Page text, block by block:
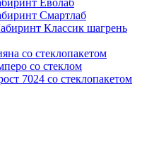
Еволаб
Смартлаб
Классик шагрень
со стеклопакетом
со стеклом
7024 со стеклопакетом